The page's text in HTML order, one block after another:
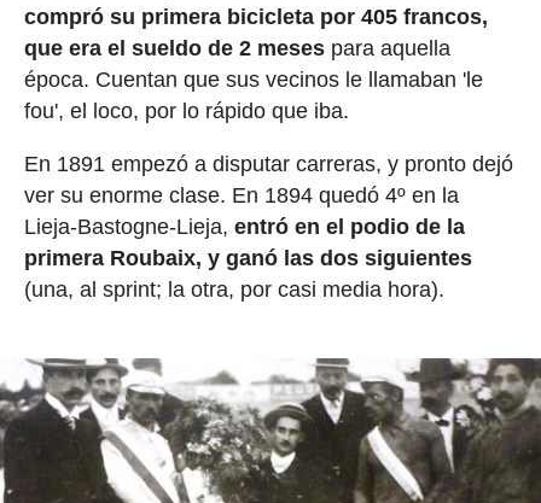
compró su primera bicicleta por 405 francos,
que era el sueldo de 2 mesespara aquella
época. Cuentan que sus vecinos le llamaban 'le
fou', el loco, por lo rápido que iba.
En 1891 empezó a disputar carreras, y pronto dejó
ver su enorme clase. En 1894 quedó 4º en la
Lieja-Bastogne-Lieja, entró en el podio de la
primera Roubaix, y ganó las dos siguientes
(una, al sprint; la otra, por casi media hora).